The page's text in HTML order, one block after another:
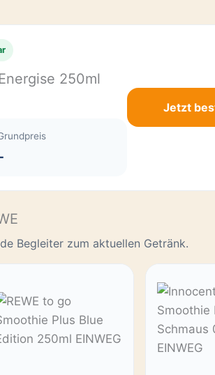
250ml
Jetzt
Begleiter zum aktuellen Getränk.